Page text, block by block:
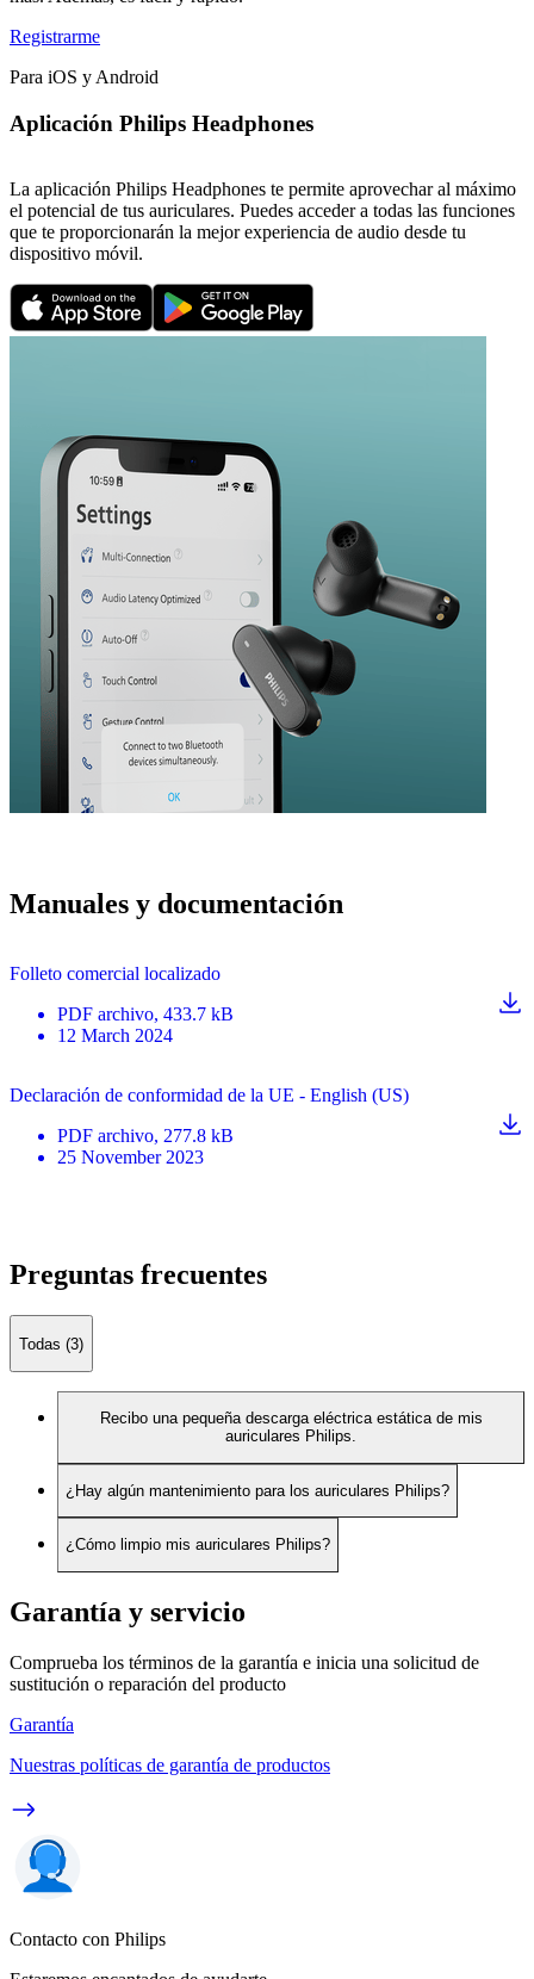
Registrarme
Para iOS y Android
Aplicación Philips Headphones
La aplicación Philips Headphones te permite aprovechar al máximo
el potencial de tus auriculares. Puedes acceder a todas las funciones
que te proporcionarán la mejor experiencia de audio desde tu
dispositivo móvil.
Manuales y documentación
Folleto comercial localizado
PDF archivo, 433.7 kB
12 March 2024
Declaración de conformidad de la UE - English (US)
PDF archivo, 277.8 kB
25 November 2023
Preguntas frecuentes
Todas (3)
Recibo una pequeña descarga eléctrica estática de mis
auriculares Philips.
¿Hay algún mantenimiento para los auriculares Philips?
¿Cómo limpio mis auriculares Philips?
Garantía y servicio
Comprueba los términos de la garantía e inicia una solicitud de
sustitución o reparación del producto
Garantía
Nuestras políticas de garantía de productos
Contacto con Philips